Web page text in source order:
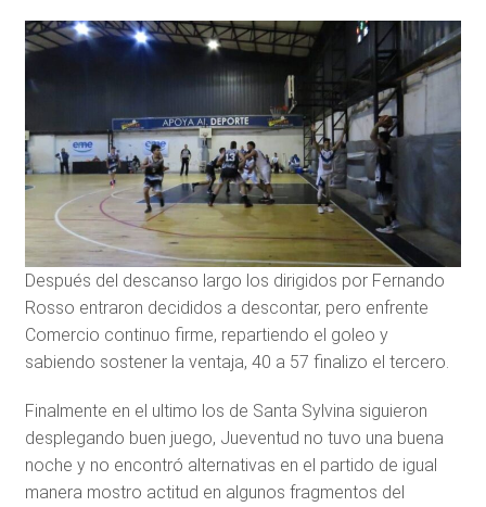
Después del descanso largo los dirigidos por Fernando
Rosso entraron decididos a descontar, pero enfrente
Comercio continuo firme, repartiendo el goleo y
sabiendo sostener la ventaja, 40 a 57 finalizo el tercero.
Finalmente en el ultimo los de Santa Sylvina siguieron
desplegando buen juego, Jueventud no tuvo una buena
noche y no encontró alternativas en el partido de igual
manera mostro actitud en algunos fragmentos del